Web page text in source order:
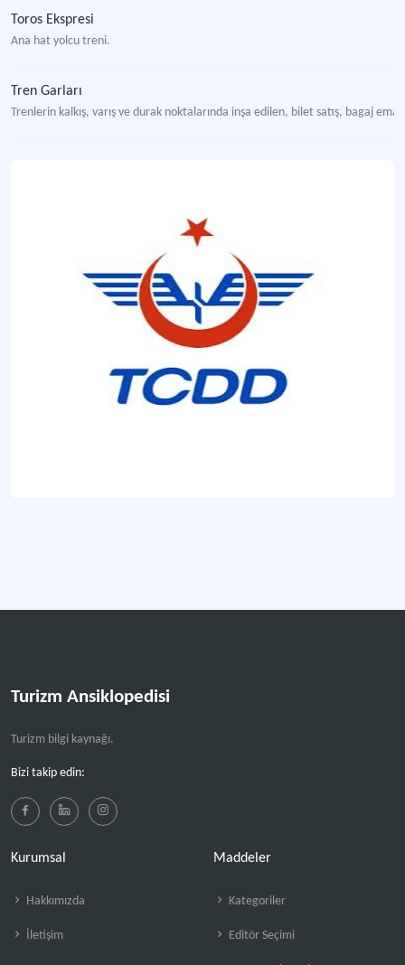
Toros Ekspresi
Ana hat yolcu treni.
Tren Garları
Trenlerin kalkış, varış ve durak noktalarında inşa edilen, bilet satış, bagaj
Turizm Ansiklopedisi
Turizm bilgi kaynağı.
Bizi takip edin:
Kurumsal
Hakkımızda
İletişim
Maddeler
Kategoriler
Editör Seçimi